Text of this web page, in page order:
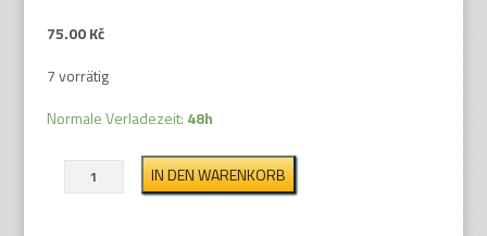
75.00Kč
7 vorrätig
Normale Verladezeit: 48h
Kennzeichensatz
Tschechische
IN DEN WARENKORB